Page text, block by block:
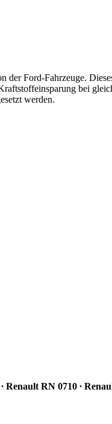
Ford-Fahrzeuge.
bei
werden.
Renault RN 0710 ∙